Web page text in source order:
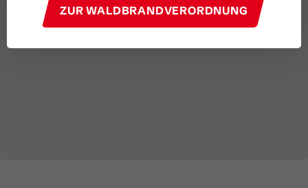
ZUR WALDBRANDVERORDNUNG